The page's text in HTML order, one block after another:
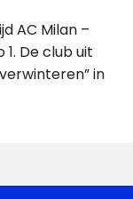
AC Milan –
1. De club uit
in